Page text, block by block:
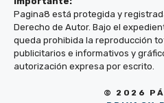
Pagina8 está protegida y
Derecho de Autor. Bajo el
queda prohibida la reproducción
publicitarios e informativos y
autorización expresa por escrito.
© 2026